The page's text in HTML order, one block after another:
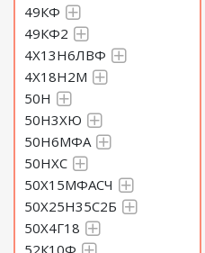
49КФ
49КФ2
4Х13Н6ЛВФ
4Х18Н2М
50Н
50Н3ХЮ
50Н6МФА
50НХС
50Х15МФАСЧ
50Х25Н35С2Б
50Х4Г18
52К10Ф